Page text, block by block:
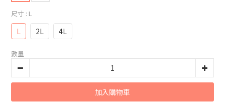
尺寸 : L
L 2L 4L
數量
加入購物車